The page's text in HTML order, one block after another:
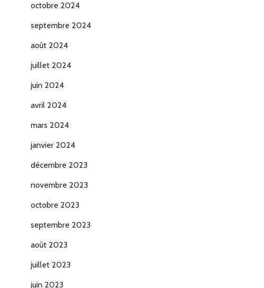
octobre 2024
septembre 2024
août 2024
juillet 2024
juin 2024
avril 2024
mars 2024
janvier 2024
décembre 2023
novembre 2023
octobre 2023
septembre 2023
août 2023
juillet 2023
juin 2023